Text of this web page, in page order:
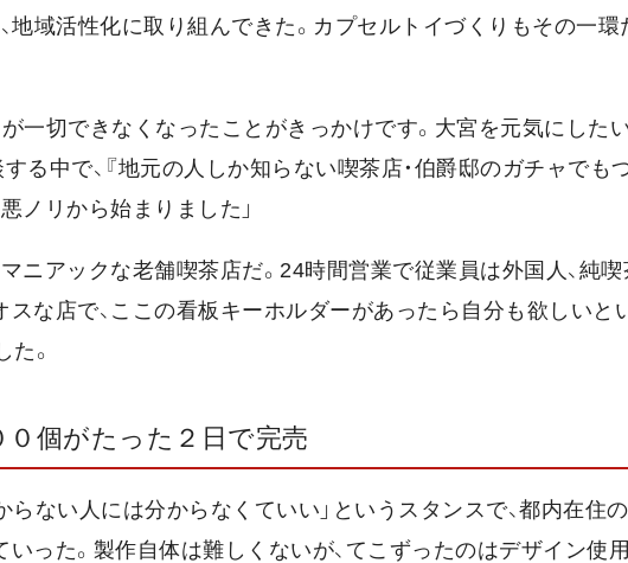
地域活性化に取り組んできた。カプセルトイづくりもその一
一切できなくなったことがきっかけです。大宮を元気にした
る中で、『地元の人しか知らない喫茶店・伯爵邸のガチャでも
ノリから始まりました」
ニアックな老舗喫茶店だ。24時間営業で従業員は外国人、純
な店で、ここの看板キーホルダーがあったら自分も欲しいと
。
個がたった２日で完売
らない人には分からなくていい」というスタンスで、都内在住
った。製作自体は難しくないが、てこずったのはデザイン使